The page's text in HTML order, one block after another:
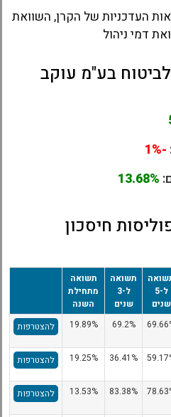
העדכניות של הקרן, השוואת
דמי ניהול
בע"מ עוקב
-1%
13.68%
חיסכון
ל-5
שנים
תשואה
ל-3
שנים
תשואה
מתחילת
השנה
69.2%
19.89% להצטרפות
36.41%
19.25% להצטרפות
83.38%
13.53% להצטרפות